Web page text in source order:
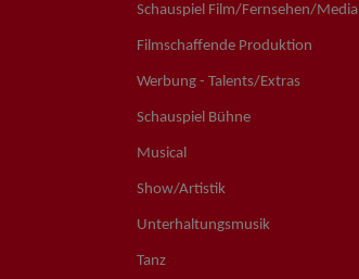
Schauspiel Film/Fernsehen/Media
Filmschaffende Produktion
Werbung - Talents/Extras
Schauspiel Bühne
Musical
Show/Artistik
Unterhaltungsmusik
Tanz